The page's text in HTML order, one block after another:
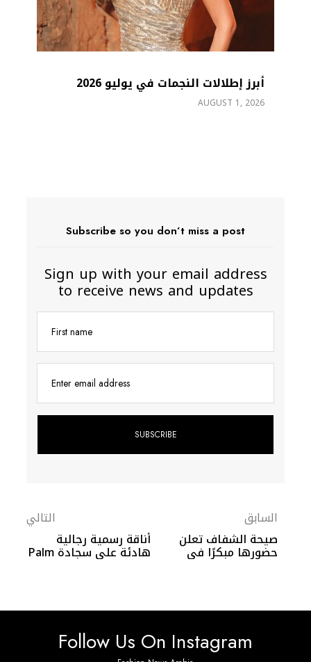
أبرز إطلالات النجمات في يوليو 2026
AUGUST 1, 2026
Subscribe so you don’t miss a post
Sign up with your email address
to receive news and updates
First name
Enter email address
السابق
صيحة الشفاف تعلن
حضورها مبكرًا في
إطلالات النجمات عام
التالي
أناقة رسمية رجالية
هادئة على سجادة Palm
Springs 2026
Follow Us On Instagram